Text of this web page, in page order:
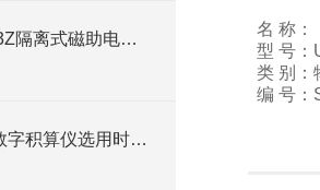
YXCG-103/103Z隔离式磁助电接点压力表产品介绍
XSJ-39A流量数字积算仪选用时需要考虑的问题
名 称：
型 号：
类 别：
编 号：